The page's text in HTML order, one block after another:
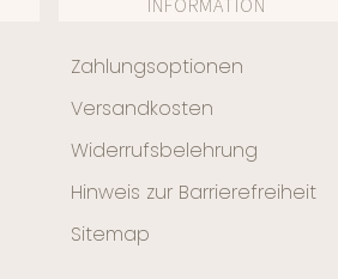
INFORMATION
Zahlungsoptionen
Versandkosten
Widerrufsbelehrung
Hinweis zur Barrierefreiheit
Sitemap